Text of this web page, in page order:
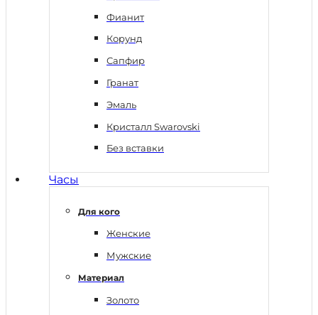
Фианит
Корунд
Сапфир
Гранат
Эмаль
Кристалл Swarovski
Без вставки
Часы
Для кого
Женские
Мужские
Материал
Золото